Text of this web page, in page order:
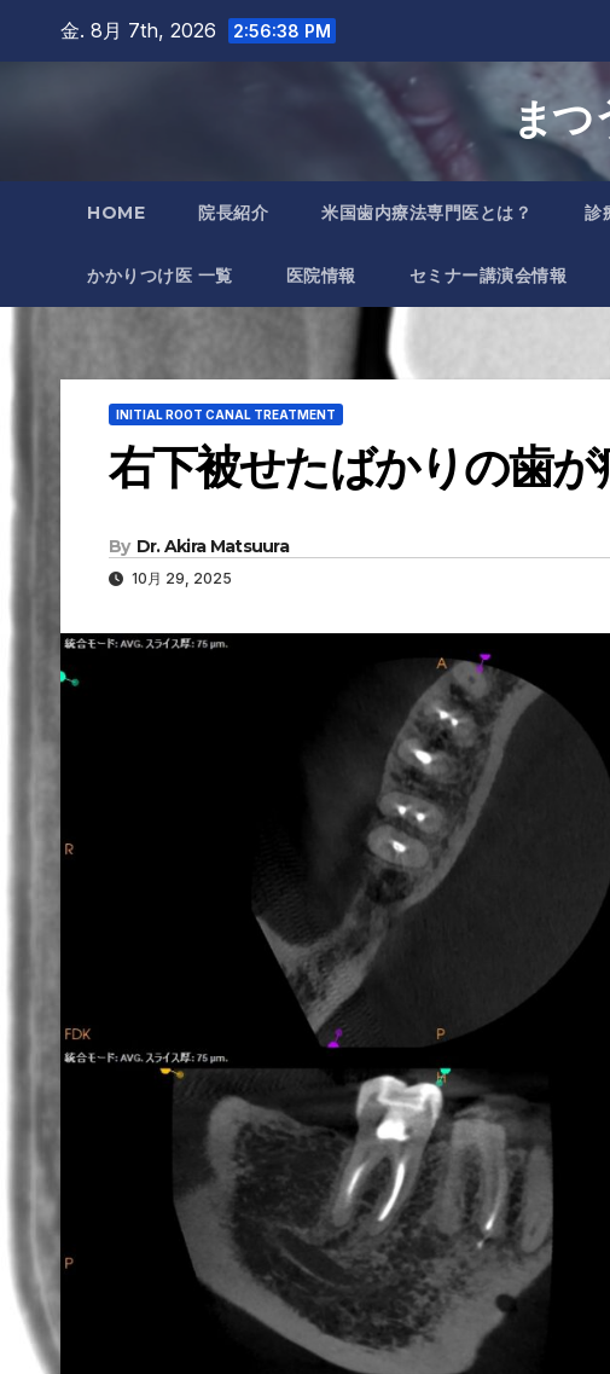
金. 8月 7th, 2026 2:56:39 PM
まつ
HOME 院長紹介 米国歯内療法専門医とは？ 診
かかりつけ医 一覧 医院情報 セミナー講演会情報
INITIAL ROOT CANAL TREATMENT
右下被せたばかりの歯
By Dr. Akira Matsuura
10月 29, 2025